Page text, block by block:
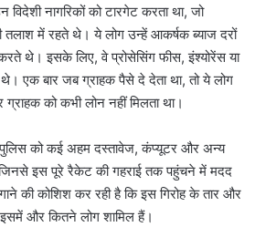
नागरिकों को टारगेट करता था, जो
में रहते थे। ये लोग उन्हें आकर्षक ब्याज दरों
थे। इसके लिए, वे प्रोसेसिंग फीस, इंश्योरेंस या
एक बार जब ग्राहक पैसे दे देता था, तो ये लोग
को कभी लोन नहीं मिलता था।
पुलिस को कई अहम दस्तावेज, कंप्यूटर और अन्य
इस पूरे रैकेट की गहराई तक पहुंचने में मदद
की कोशिश कर रही है कि इस गिरोह के तार और
और कितने लोग शामिल हैं।